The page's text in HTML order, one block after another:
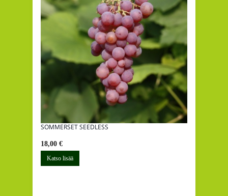
SOMMERSET SEEDLESS
18,00 €
Katso lisää